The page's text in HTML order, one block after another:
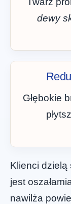
dewy
Głębokie
Klienci dzielą
jest
nawilża